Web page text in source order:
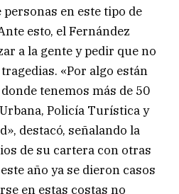
en este tipo de
esto, el Fernández
a la gente y pedir que no
«Por algo están
tenemos más de 50
Policía Turística y
destacó, señalando la
de su cartera con otras
año ya se dieron casos
en estas costas no